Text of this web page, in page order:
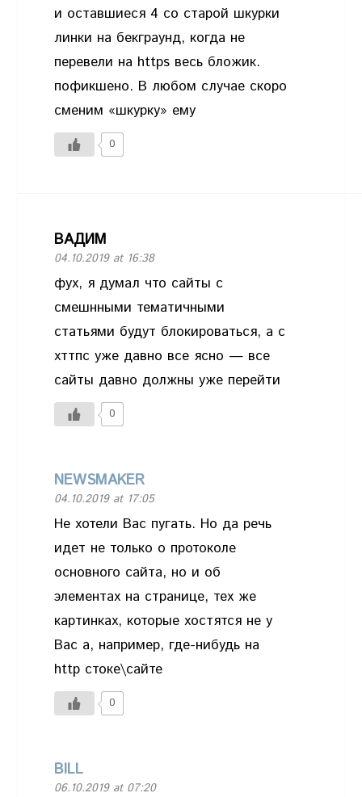
и оставшиеся 4 со старой шкурки
линки на бекграунд, когда не
перевели на https весь бложик.
пофикшено. В любом случае скоро
сменим «шкурку» ему
0
ВАДИМ
04.10.2019 at 16:38
фух, я думал что сайты с
смешнными тематичными
статьями будут блокироваться, а с
хттпс уже давно все ясно — все
сайты давно должны уже перейти
0
NEWSMAKER
04.10.2019 at 17:05
Не хотели Вас пугать. Но да речь
идет не только о протоколе
основного сайта, но и об
элементах на странице, тех же
картинках, которые хостятся не у
Вас а, например, где-нибудь на
http стоке\сайте
0
BILL
06.10.2019 at 07:20